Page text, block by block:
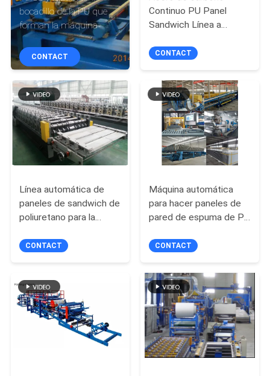
CONTROL
DE
CALIDAD
ÉNTRENOS
EN
CONTACTO
CON
NOTICIAS
PIDA
CITA
bocadillo de la PU que
forman la máquina
CONTACT
Continuo PU Panel
Sandwich Línea a
CONTACT
Línea automática de
paneles de sandwich de
poliuretano para la
380V
CONTACT
Máquina automática
para hacer paneles de
pared de espuma de PU
CONTACT